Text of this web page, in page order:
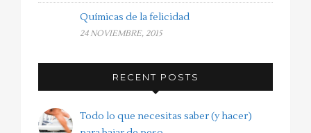
Químicas de la felicidad
24 NOVIEMBRE, 2015
RECENT POSTS
Todo lo que necesitas saber (y hacer)